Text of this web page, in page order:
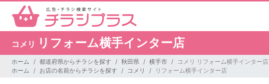
コメリ リフォーム横手インター店
ホーム 都道府県からチラシを探す 秋田県 横手市
コメリ リフォーム横手インター店
ホーム
お店の名前からチラシを探す コメリ リフォーム横手インター店